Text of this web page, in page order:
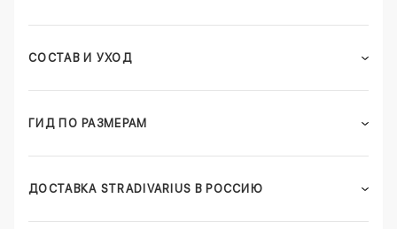
СОСТАВ И УХОД
ГИД ПО РАЗМЕРАМ
ДОСТАВКА STRADIVARIUS В РОССИЮ